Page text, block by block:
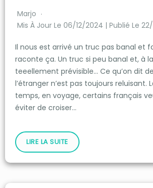
Marjo
Mis À Jour Le 06/12/2024 | Publié Le
Il nous est arrivé un truc pas banal et
raconte ça. Un truc si peu banal et, à
teeellement prévisible… Ce qu’on dit
l’étranger n’est pas toujours reluisant.
temps, en voyage, certains français
éviter de croiser…
LIRE LA SUITE